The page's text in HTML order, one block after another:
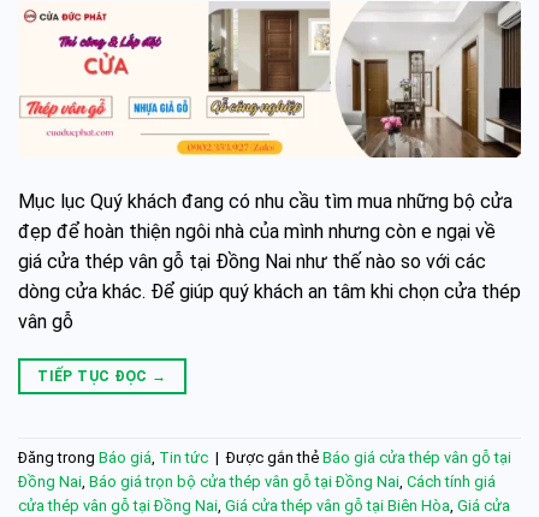
Mục lục Quý khách đang có nhu cầu tìm mua những bộ cửa
đẹp để hoàn thiện ngôi nhà của mình nhưng còn e ngại về
giá cửa thép vân gỗ tại Đồng Nai như thế nào so với các
dòng cửa khác. Để giúp quý khách an tâm khi chọn cửa thép
vân gỗ
TIẾP TỤC ĐỌC →
Đăng trong Báo giá, Tin tức | Được gắn thẻ Báo giá cửa thép vân gỗ tại
Đồng Nai, Báo giá trọn bộ cửa thép vân gỗ tại Đồng Nai, Cách tính giá
cửa thép vân gỗ tại Đồng Nai, Giá cửa thép vân gỗ tại Biên Hòa, Giá cửa